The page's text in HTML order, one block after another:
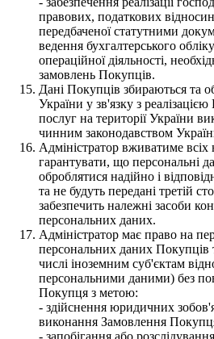
правових, податкових
передбаченої статутними
ведення бухгалтерського
операційної діяльності,
замовлень Покупців.
Дані Покупців збираються та
України у зв'язку з
послуг на території України
чинним законодавством
Адміністратор вживатиме всіх
гарантувати, що персональні
оброблятися надійно і
та не будуть передані третій
забезпечить належні засоби
персональних даних.
Адміністратор має право на
персональних даних Покупців
числі іноземним суб'єктам
персональними даними) без
Покупця з метою:
- здійснення юридичних
виконання Замовлення